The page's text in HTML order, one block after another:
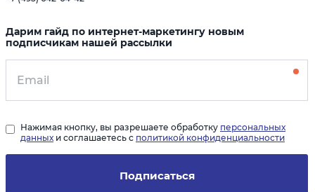
Дарим гайд по интернет-маркетингу новым
подписчикам нашей рассылки
Подписаться
Нажимая кнопку, вы разрешаете обработку персональных
данных и соглашаетесь с политикой конфиденциальности